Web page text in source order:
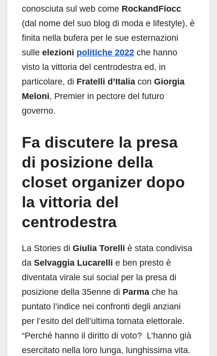
conosciuta sul web come RockandFiocc
(dal nome del suo blog di moda e lifestyle), è
finita nella bufera per le sue esternazioni
sulle elezioni politiche 2022 che hanno
visto la vittoria del centrodestra ed, in
particolare, di Fratelli d’Italia con Giorgia
Meloni, Premier in pectore del futuro
governo.
Fa discutere la presa
di posizione della
closet organizer dopo
la vittoria del
centrodestra
La Stories di Giulia Torelli è stata condivisa
da Selvaggia Lucarelli e ben presto è
diventata virale sui social per la presa di
posizione della 35enne di Parma che ha
puntato l’indice nei confronti degli anziani
per l’esito del dell’ultima tornata elettorale.
“Perché hanno il diritto di voto? L’hanno già
esercitato nella loro lunga, lunghissima vita.